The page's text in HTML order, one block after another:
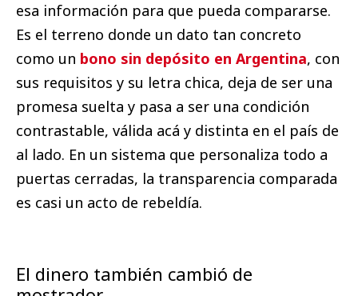
esa información para que pueda compararse.
Es el terreno donde un dato tan concreto
como un bono sin depósito en Argentina, con
sus requisitos y su letra chica, deja de ser una
promesa suelta y pasa a ser una condición
contrastable, válida acá y distinta en el país de
al lado. En un sistema que personaliza todo a
puertas cerradas, la transparencia comparada
es casi un acto de rebeldía.
El dinero también cambió de